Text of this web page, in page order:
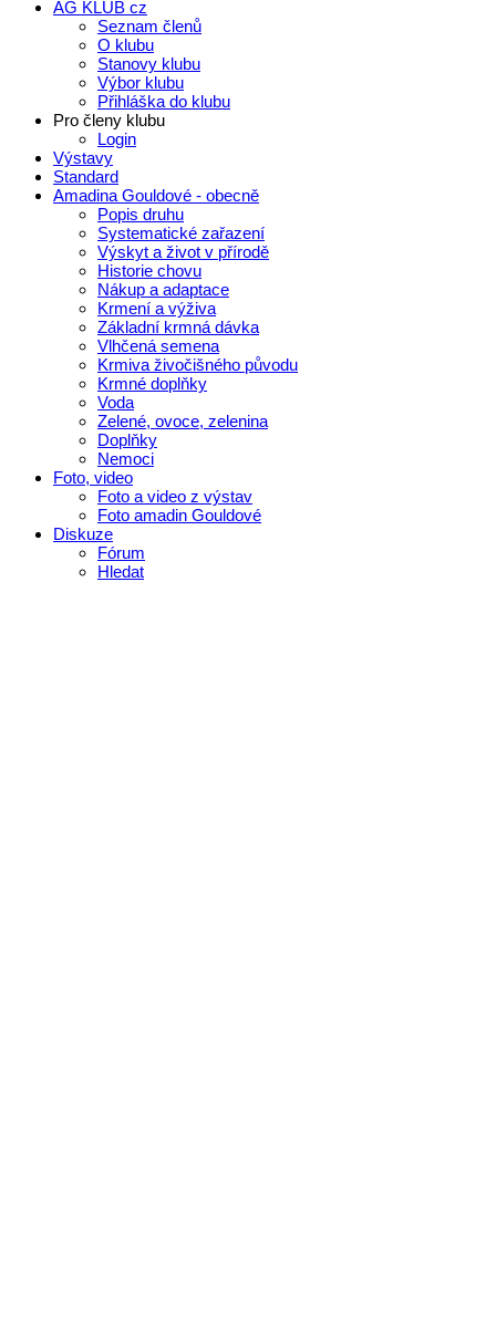
AG KLUB cz
Seznam členů
O klubu
Stanovy klubu
Výbor klubu
Přihláška do klubu
Pro členy klubu
Login
Výstavy
Standard
Amadina Gouldové - obecně
Popis druhu
Systematické zařazení
Výskyt a život v přírodě
Historie chovu
Nákup a adaptace
Krmení a výživa
Základní krmná dávka
Vlhčená semena
Krmiva živočišného původu
Krmné doplňky
Voda
Zelené, ovoce, zelenina
Doplňky
Nemoci
Foto, video
Foto a video z výstav
Foto amadin Gouldové
Diskuze
Fórum
Hledat